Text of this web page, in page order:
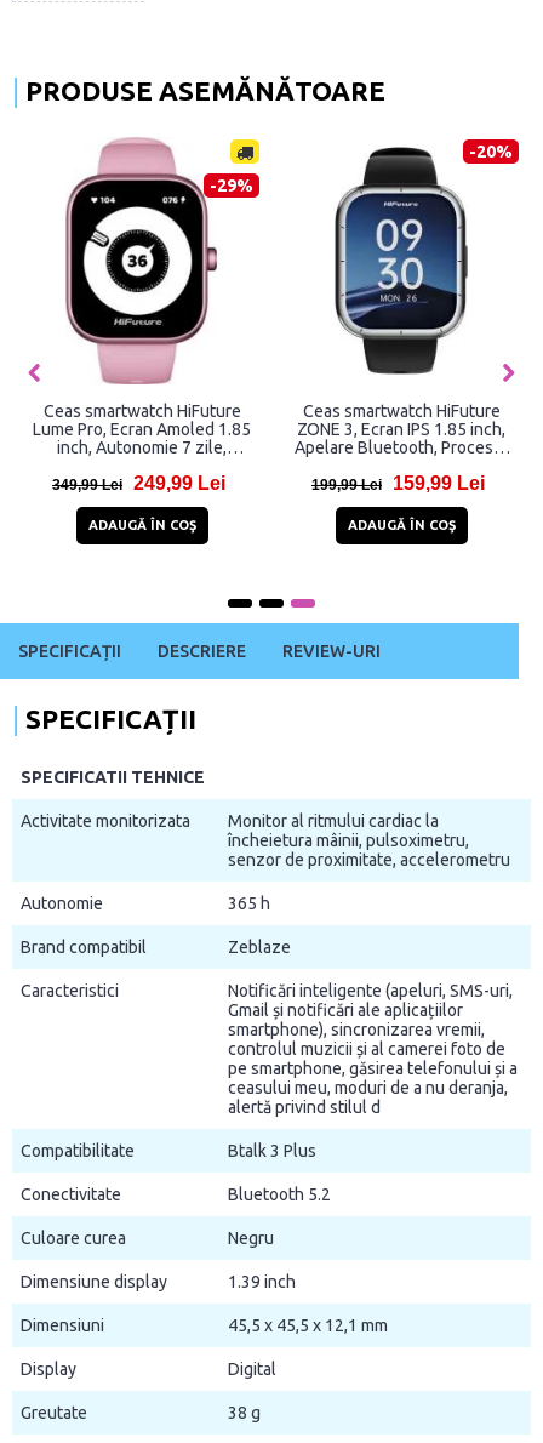
PRODUSE ASEMĂNĂTOARE
-29%
Ceas smartwatch HiFuture
Lume Pro, Ecran Amoled 1.85
inch, Autonomie 7 zile,
349,99 Lei 249,99 Lei
ADAUGĂ ÎN COŞ
-20%
Ceas smartwatch HiFuture
ZONE 3, Ecran IPS 1.85 inch,
Apelare Bluetooth, Procesor
Sport, Monitorizare Sanatate
Carcasa Aluminiu, Black
199,99 Lei 159,99 Lei
ADAUGĂ ÎN COŞ
SPECIFICAȚII DESCRIERE REVIEW-URI
SPECIFICAȚII
SPECIFICATII TEHNICE
Activitate monitorizata
Monitor al ritmului cardiac la
încheietura mâinii, pulsoximetru,
senzor de proximitate, accelerometru
Autonomie 365 h
Brand compatibil Zeblaze
Caracteristici
Notificări inteligente (apeluri, SMS-uri,
Gmail și notificări ale aplicațiilor
smartphone), sincronizarea vremii,
controlul muzicii și al camerei foto de
pe smartphone, găsirea telefonului și a
ceasului meu, moduri de a nu deranja,
alertă privind stilul d
Compatibilitate Btalk 3 Plus
Conectivitate Bluetooth 5.2
Culoare curea Negru
Dimensiune display 1.39 inch
Dimensiuni 45,5 x 45,5 x 12,1 mm
Display Digital
Greutate 38 g